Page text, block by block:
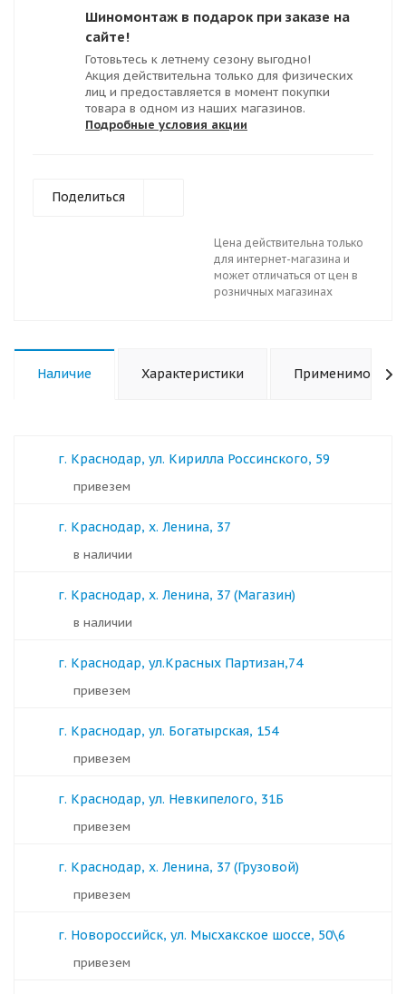
Шиномонтаж в подарок при заказе на
сайте!
Готовьтесь к летнему сезону выгодно!
Акция действительна только для физических
лиц и предоставляется в момент покупки
товара в одном из наших магазинов.
Подробные условия акции
Поделиться
Цена действительна только
для интернет-магазина и
может отличаться от цен в
розничных магазинах
Наличие Характеристики Применимость
г. Краснодар, ул. Кирилла Россинского, 59
Привезем
г. Краснодар, х. Ленина, 37
в наличии
г. Краснодар, х. Ленина, 37 (Магазин)
в наличии
г. Краснодар, ул.Красных Партизан,74
Привезем
г. Краснодар, ул. Богатырская, 154
Привезем
г. Краснодар, ул. Невкипелого, 31Б
Привезем
г. Краснодар, х. Ленина, 37 (Грузовой)
Привезем
г. Новороссийск, ул. Мысхакское шоссе, 50\6
Привезем